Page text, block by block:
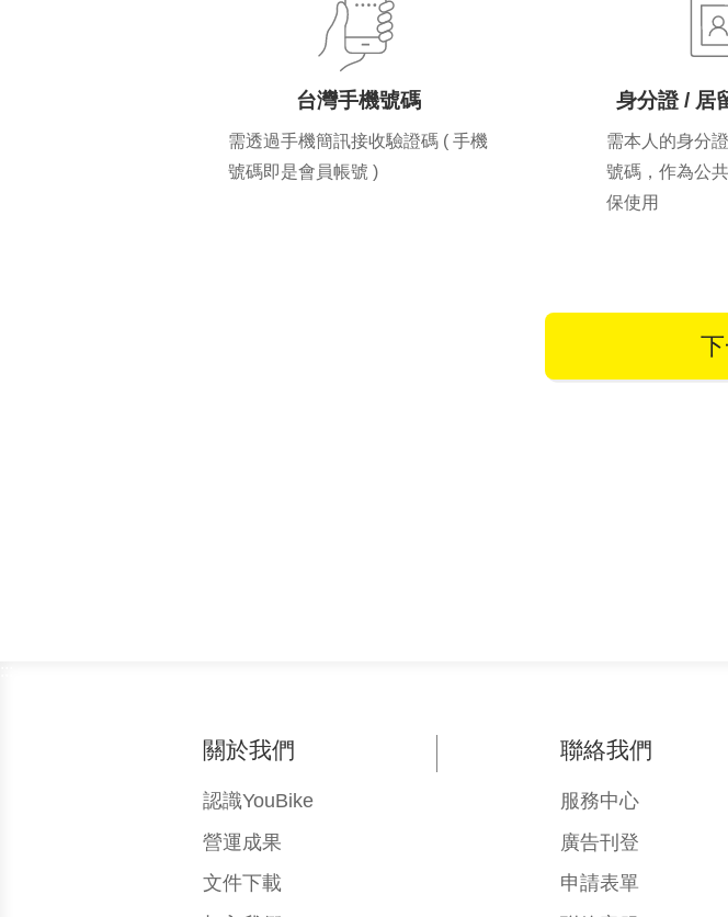
台灣手機號碼
需透過手機簡訊接收驗證碼 ( 手機
號碼即是會員帳號 )
身分證 / 居
需本人的身分
號碼，作為公
保使用
關於我們
認識YouBike
營運成果
文件下載
聯絡我們
服務中心
廣告刊登
申請表單